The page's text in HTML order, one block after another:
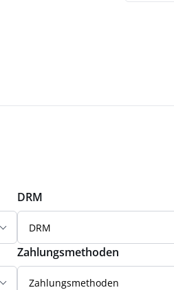
DRM
DRM
Zahlungsmethoden
Zahlungsmethoden